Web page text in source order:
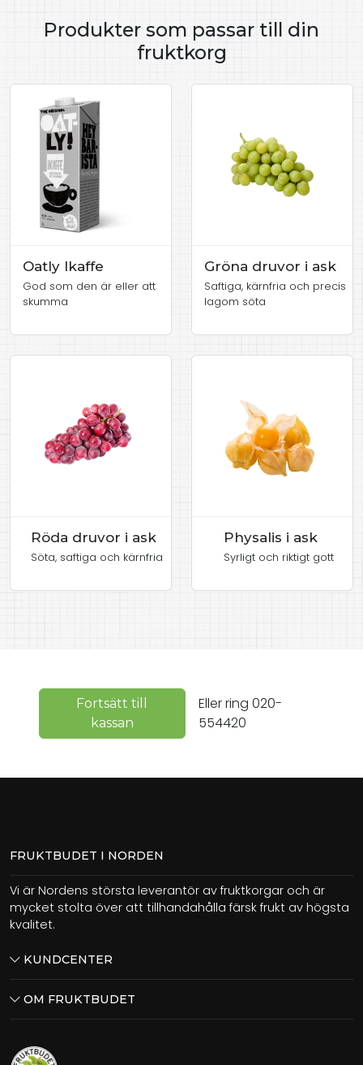
Produkter som passar till din
fruktkorg
Oatly Ikaffe
God som den är eller att
skumma
Gröna druvor i ask
Saftiga, kärnfria och precis
lagom söta
Röda druvor i ask
Söta, saftiga och kärnfria
Physalis i ask
Syrligt och riktigt gott
Fortsätt till
kassan
Eller ring 020-
554420
FRUKTBUDET I NORDEN
Vi är Nordens största leverantör av fruktkorgar och är
mycket stolta över att tillhandahålla färsk frukt av högsta
kvalitet.
KUNDCENTER
OM FRUKTBUDET